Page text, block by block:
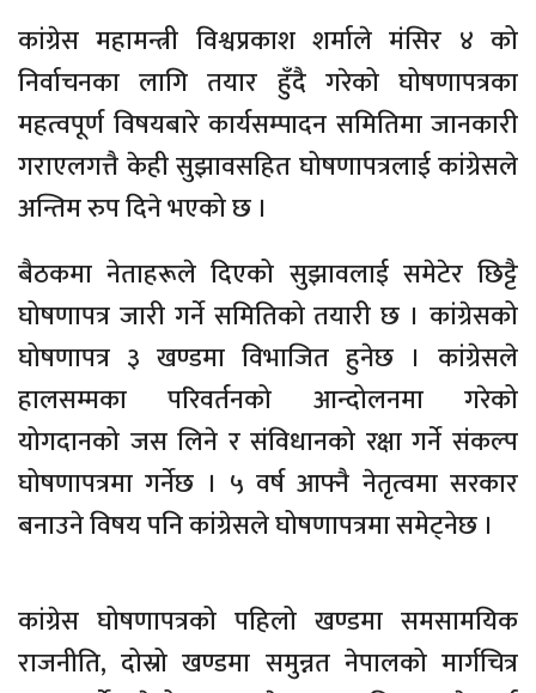
कांग्रेस महामन्त्री विश्वप्रकाश शर्माले मंसिर ४ को
निर्वाचनका लागि तयार हुँदै गरेको घोषणापत्रका
महत्वपूर्ण विषयबारे कार्यसम्पादन समितिमा जानकारी
गराएलगत्तै केही सुझावसहित घोषणापत्रलाई कांग्रेसले
अन्तिम रुप दिने भएको छ ।
बैठकमा नेताहरूले दिएको सुझावलाई समेटेर छिट्टै
घोषणापत्र जारी गर्ने समितिको तयारी छ । कांग्रेसको
घोषणापत्र ३ खण्डमा विभाजित हुनेछ । कांग्रेसले
हालसम्मका परिवर्तनको आन्दोलनमा गरेको
योगदानको जस लिने र संविधानको रक्षा गर्ने संकल्प
घोषणापत्रमा गर्नेछ । ५ वर्ष आफ्नै नेतृत्वमा सरकार
बनाउने विषय पनि कांग्रेसले घोषणापत्रमा समेट्नेछ ।
कांग्रेस घोषणापत्रको पहिलो खण्डमा समसामयिक
राजनीति, दोस्रो खण्डमा समुन्नत नेपालको मार्गचित्र